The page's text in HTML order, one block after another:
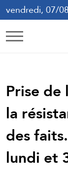
vendredi, 07/
Prise
la
des
lundi et